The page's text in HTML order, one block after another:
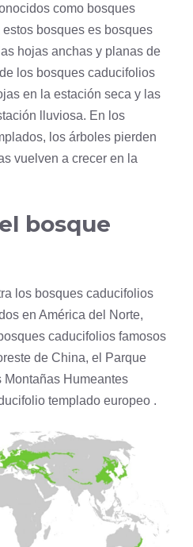
como bosques
bosques es bosques
hojas anchas y planas de
los bosques caducifolios
en la estación seca y las
lluviosa. En los
los árboles pierden
vuelven a crecer en la
bosque
los bosques caducifolios
en América del Norte,
caducifolios famosos
de China, el Parque
Montañas Humeantes
templado europeo .